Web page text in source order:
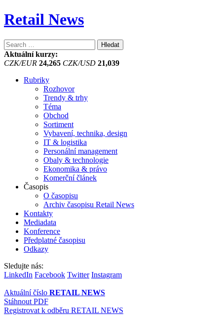
Retail News
Vyhledávání
Aktuální kurzy:
CZK/EUR 24,265 CZK/USD 21,039
Rubriky
Rozhovor
Trendy & trhy
Téma
Obchod
Sortiment
Vybavení, technika, design
IT & logistika
Personální management
Obaly & technologie
Ekonomika & právo
Komerční článek
Časopis
O časopisu
Archiv časopisu Retail News
Kontakty
Mediadata
Konference
Předplatné časopisu
Odkazy
Sledujte nás:
LinkedIn Facebook Twitter Instagram
Aktuální číslo RETAIL NEWS
Stáhnout PDF
Registrovat k odběru RETAIL NEWS